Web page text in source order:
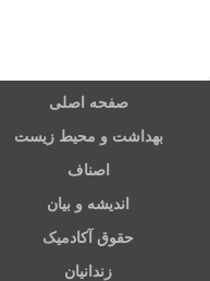
صفحه اصلی
بهداشت و محیط زیست
اصناف
اندیشه و بیان
حقوق آکادمیک
زندانیان